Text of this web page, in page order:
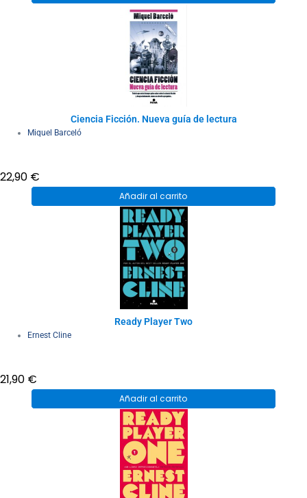
Ciencia Ficción. Nueva guía de lectura
Miquel Barceló
22,90 €
Añadir al carrito
Ready Player Two
Ernest Cline
21,90 €
Añadir al carrito